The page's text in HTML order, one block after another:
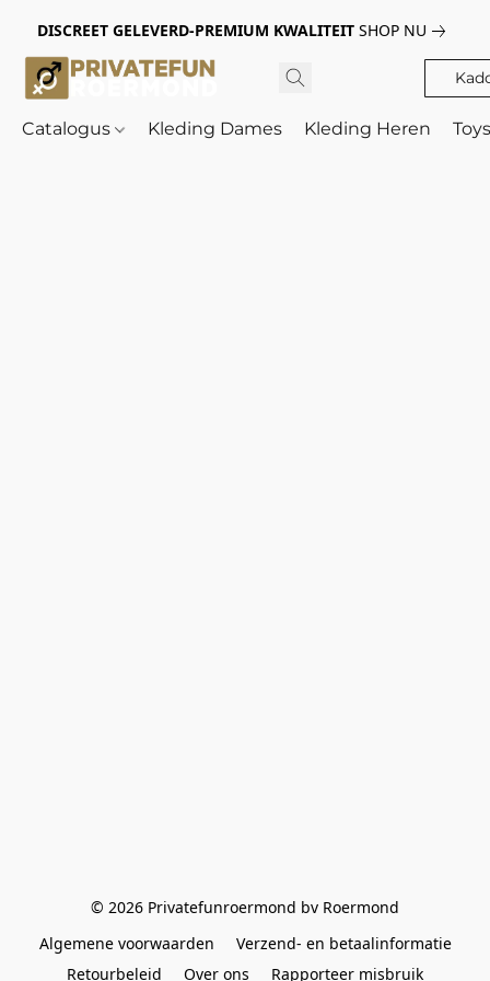
DISCREET GELEVERD-PREMIUM KWALITEIT SHOP NU
Catalogus Kleding Dames Kleding Heren
© 2026 Privatefunroermond bv Roermond
Algemene voorwaarden
Verzend- en betaalinformatie
Retourbeleid
Over ons Rapporteer misbruik